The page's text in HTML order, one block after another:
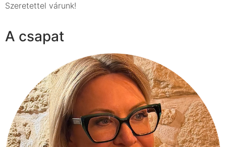
Szeretettel várunk!
A csapat